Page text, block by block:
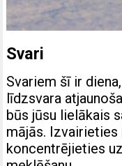
Svari
Svariem šī ir
līdzsvara
būs jūsu lielākais
mājās. Izvairieties
koncentrējieties